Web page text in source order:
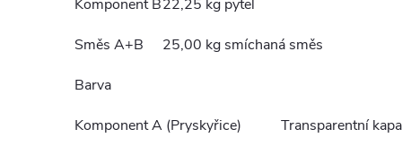
Komponent B22,25 kg pytel
Směs A+B 25,00 kg smíchaná směs
Barva
Komponent A (Pryskyřice) Transparentní